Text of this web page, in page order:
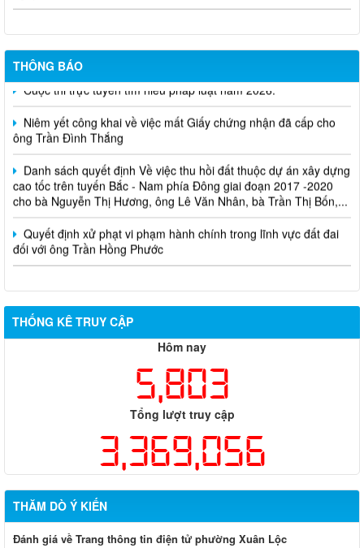
THÔNG BÁO
Cuộc thi trực tuyến tìm hiểu pháp luật năm 2026.
Niêm yết công khai về việc mất Giấy chứng nhận đã cấp cho
ông Trần Đình Thắng
Danh sách quyết định Về việc thu hồi đất thuộc dự án xây dựng
cao tốc trên tuyến Bắc - Nam phía Đông giai đoạn 2017 -2020
cho bà Nguyễn Thị Hương, ông Lê Văn Nhân, bà Trần Thị Bốn,...
Quyết định xử phạt vi phạm hành chính trong lĩnh vực đất đai
đối với ông Trần Hồng Phước
THỐNG KÊ TRUY CẬP
Hôm nay
5,803
Tổng lượt truy cập
3,369,056
THĂM DÒ Ý KIẾN
Đánh giá về Trang thông tin điện tử phường Xuân Lộc